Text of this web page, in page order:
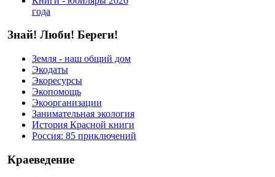
года
Знай! Люби! Береги!
Земля - наш общий дом
Экодаты
Экоресурсы
Экопомощь
Экоорганизации
Занимательная экология
История Красной книги
Россия: 85 приключений
Краеведение